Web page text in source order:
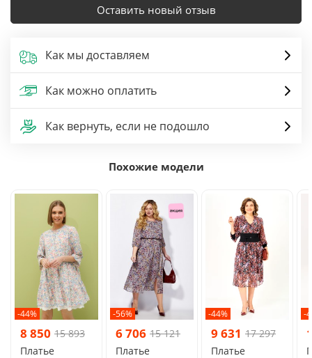
Оставить новый отзыв
Как мы доставляем
Как можно оплатить
Как вернуть, если не подошло
Похожие модели
-44%
8 850 15 893
Платье
-56%
6 706 15 121
Платье
-44%
9 631 17 297
Платье
-